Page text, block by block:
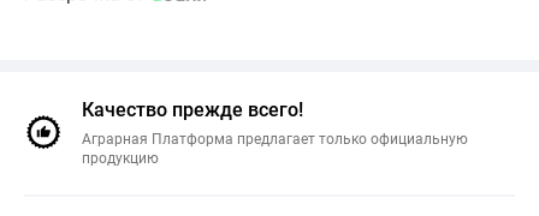
Качество прежде всего!
Аграрная Платформа предлагает только официальную
продукцию